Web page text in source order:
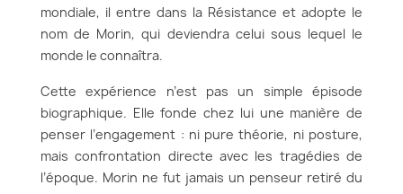
mondiale, il entre dans la Résistance et adopte le
nom de Morin, qui deviendra celui sous lequel le
monde le connaîtra.
Cette expérience n’est pas un simple épisode
biographique. Elle fonde chez lui une manière de
penser l’engagement : ni pure théorie, ni posture,
mais confrontation directe avec les tragédies de
l’époque. Morin ne fut jamais un penseur retiré du